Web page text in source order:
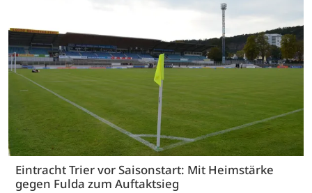
Eintracht Trier vor Saisonstart: Mit Heimstärke
gegen Fulda zum Auftaktsieg